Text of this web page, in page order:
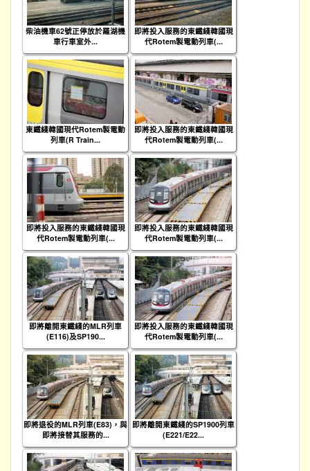
柴油機車62號正停放於羅湖機
車行車室外...
即將投入服務的東鐵綫韓國現
代Rotem製電動列車(...
東鐵綫韓國現代Rotem製電動
列車(R Train...
即將投入服務的東鐵綫韓國現
代Rotem製電動列車(...
即將投入服務的東鐵綫韓國現
代Rotem製電動列車(...
即將投入服務的東鐵綫韓國現
代Rotem製電動列車(...
即將離開東鐵綫的MLR列車
(E116)及SP190...
即將投入服務的東鐵綫韓國現
代Rotem製電動列車(...
即將退役的MLR列車(E83)，與
即將接替其服務的...
即將離開東鐵綫的SP1900列車
(E221/E22...